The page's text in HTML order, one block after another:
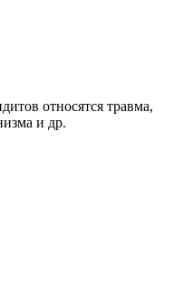
относятся травма,
и др.